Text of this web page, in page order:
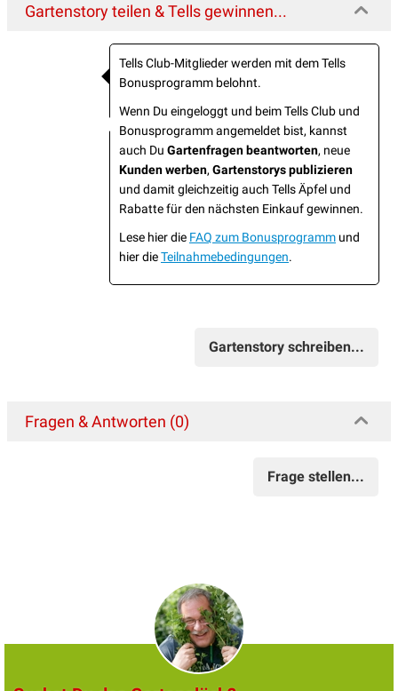
Gartenstory teilen & Tells gewinnen...
Tells Club-Mitglieder werden mit dem Tells
Bonusprogramm belohnt.
Wenn Du eingeloggt und beim Tells Club und
Bonusprogramm angemeldet bist, kannst
auch Du Gartenfragen beantworten, neue
Kunden werben, Gartenstorys publizieren
und damit gleichzeitig auch Tells Äpfel und
Rabatte für den nächsten Einkauf gewinnen.
Lese hier die FAQ zum Bonusprogramm und
hier dieTeilnahmebedingungen.
Gartenstory schreiben...
Fragen & Antworten (0)
Frage stellen...